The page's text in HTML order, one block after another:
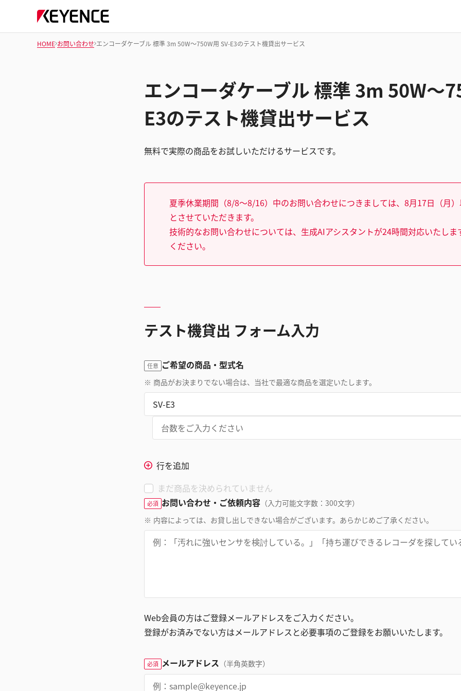
HOME お問い合わせ エンコーダケーブル 標準 3m 50W～750W用 SV-E3のテスト機貸出サービス
エンコーダケーブル 標準 3m 50W～
E3のテスト機貸出サービス
無料で実際の商品をお試しいただけるサービスです。
夏季休業期間（8/8～8/16）中のお問い合わせにつきましては、8月17日（月
とさせていただきます。
技術的なお問い合わせについては、生成AIアシスタントが24時間対応いたしま
ください。
テスト機貸出 フォーム入力
任意 ご希望の商品・型式名
※ 商品がお決まりでない場合は、当社で最適な商品を選定いたします。
行を追加
まだ商品を決められていません
必須 お問い合わせ・ご依頼内容 （入力可能文字数：300文字）
※ 内容によっては、お貸し出しできない場合がございます。あらかじめご了承ください。
Web会員の方はご登録メールアドレスをご入力ください。
登録がお済みでない方はメールアドレスと必要事項のご登録をお願いいたします。
必須 メールアドレス （半角英数字）